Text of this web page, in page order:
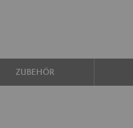
ZUBEHÖR